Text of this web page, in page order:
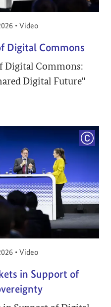
am:
• Video
Digital Commons
Digital Commons:
Digital Future"
am:
• Video
in Support of